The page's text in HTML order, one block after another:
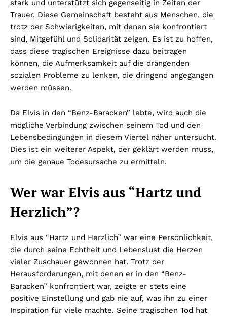
stark und unterstützt sich gegenseitig in Zeiten der
Trauer. Diese Gemeinschaft besteht aus Menschen, die
trotz der Schwierigkeiten, mit denen sie konfrontiert
sind, Mitgefühl und Solidarität zeigen. Es ist zu hoffen,
dass diese tragischen Ereignisse dazu beitragen
können, die Aufmerksamkeit auf die drängenden
sozialen Probleme zu lenken, die dringend angegangen
werden müssen.
Da Elvis in den “Benz-Baracken” lebte, wird auch die
mögliche Verbindung zwischen seinem Tod und den
Lebensbedingungen in diesem Viertel näher untersucht.
Dies ist ein weiterer Aspekt, der geklärt werden muss,
um die genaue Todesursache zu ermitteln.
Wer war Elvis aus “Hartz und
Herzlich”?
Elvis aus “Hartz und Herzlich” war eine Persönlichkeit,
die durch seine Echtheit und Lebenslust die Herzen
vieler Zuschauer gewonnen hat. Trotz der
Herausforderungen, mit denen er in den “Benz-
Baracken” konfrontiert war, zeigte er stets eine
positive Einstellung und gab nie auf, was ihn zu einer
Inspiration für viele machte. Seine tragischen Tod hat